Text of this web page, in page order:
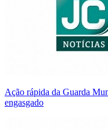
Ação rápida da Guarda
engasgado